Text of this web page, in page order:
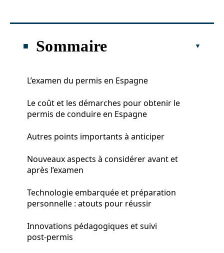
Sommaire
L’examen du permis en Espagne
Le coût et les démarches pour obtenir le
permis de conduire en Espagne
Autres points importants à anticiper
Nouveaux aspects à considérer avant et
après l’examen
Technologie embarquée et préparation
personnelle : atouts pour réussir
Innovations pédagogiques et suivi
post‑permis